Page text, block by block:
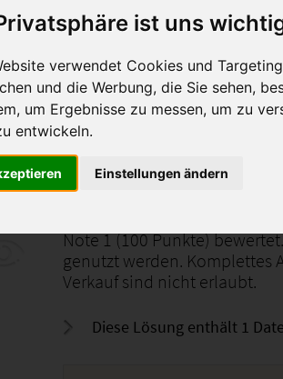
ist uns
verwendet Cookies und
und die Werbung, die Sie sehen,
um Ergebnisse zu messen, um zu
entwickeln.
Einstellungen ändern
verkaufen
Sonstiges
Praxiswissen Steuerrecht
Lösungen ILS
Praxiswissen Steuerrecht
Note 1 (100 Punkte)
genutzt werden. Komplettes
Verkauf sind nicht erlaubt.
Diese Lösung enthält 1